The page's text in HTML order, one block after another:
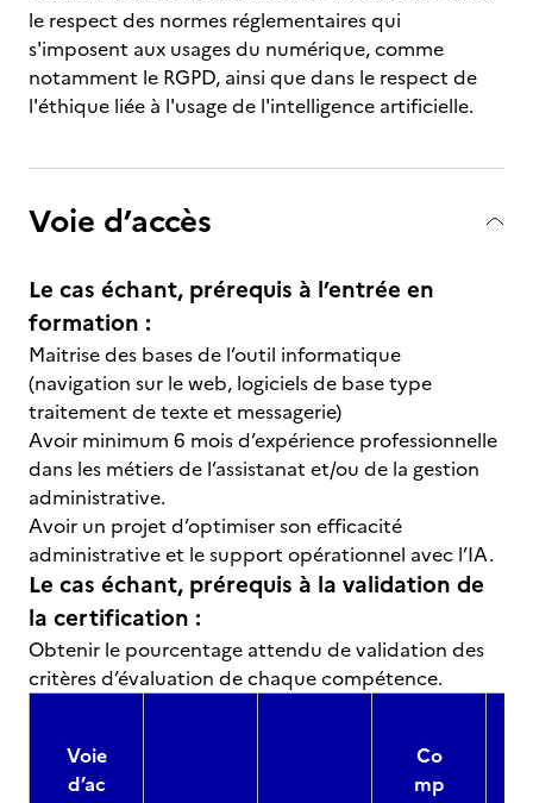
le respect des normes réglementaires qui
s'imposent aux usages du numérique, comme
notamment le RGPD, ainsi que dans le respect de
l'éthique liée à l'usage de l'intelligence artificielle.
Voie d’accès
Le cas échant, prérequis à l’entrée en
formation :
Maitrise des bases de l’outil informatique
(navigation sur le web, logiciels de base type
traitement de texte et messagerie)
Avoir minimum 6 mois d’expérience professionnelle
dans les métiers de l’assistanat et/ou de la gestion
administrative.
Avoir un projet d’optimiser son efficacité
administrative et le support opérationnel avec l’IA.
Le cas échant, prérequis à la validation de
la certification :
Obtenir le pourcentage attendu de validation des
critères d’évaluation de chaque compétence.
Voie
d’ac
Co
mp